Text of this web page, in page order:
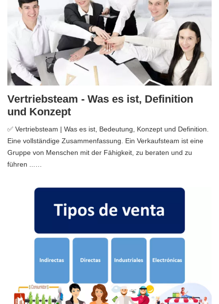
Vertriebsteam - Was es ist, Definition
und Konzept
✅ Vertriebsteam | Was es ist, Bedeutung, Konzept und Definition.
Eine vollständige Zusammenfassung. Ein Verkaufsteam ist eine
Gruppe von Menschen mit der Fähigkeit, zu beraten und zu
führen ...…